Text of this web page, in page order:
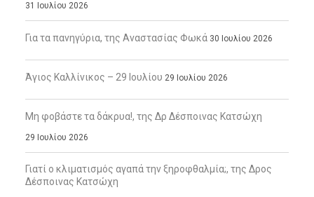
31 Ιουλίου 2026
Για τα πανηγύρια, της Αναστασίας Φωκά 30 Ιουλίου 2026
Άγιος Καλλίνικος – 29 Ιουλίου 29 Ιουλίου 2026
Μη φοβάστε τα δάκρυα!, της Δρ Δέσποινας Κατσώχη
29 Ιουλίου 2026
Γιατί ο κλιματισμός αγαπά την ξηροφθαλμία;, της Δρος
Δέσποινας Κατσώχη